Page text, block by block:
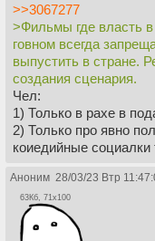
>>3067277
>Фильмы где власть
говном всегда
выпустить в стране.
создания сценария.
Чел:
1) Только в рахе в
2) Только про явно
коиедийные социалки
Аноним 28/03/23 Втр
63Кб, 71x100